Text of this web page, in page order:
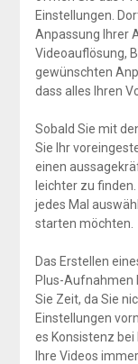
Einstellungen.
Anpassung Ihrer
Videoauflösung,
gewünschten
dass alles Ihren
Sobald Sie mit
Sie Ihr
einen
leichter zu
jedes Mal
starten möchten.
Das Erstellen
Plus-Aufnahmen
Sie Zeit, da Sie
Einstellungen
es Konsistenz
Ihre Videos